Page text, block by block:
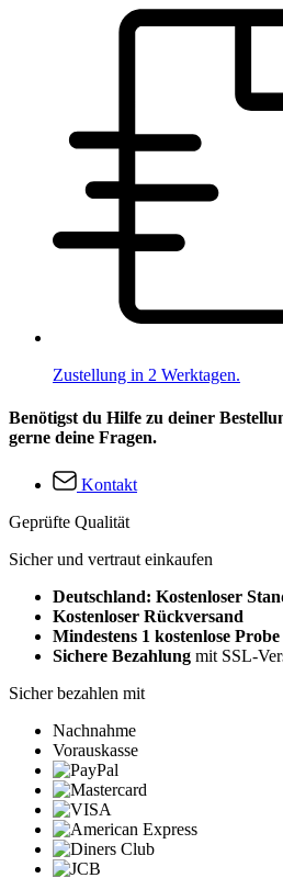
Zustellung in 2 Werktagen.
Benötigst du Hilfe zu deiner
gerne deine Fragen.
Kontakt
Geprüfte Qualität
Sicher und vertraut einkaufen
Deutschland: Kostenloser
Kostenloser Rückversand
Mindestens 1 kostenlose Probe
Sichere Bezahlung mit SSL-
Sicher bezahlen mit
Nachnahme
Vorauskasse